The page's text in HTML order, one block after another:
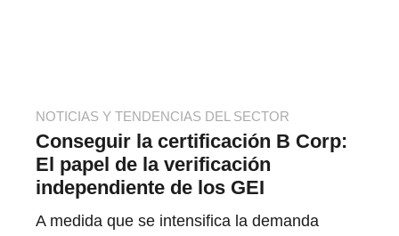
NOTICIAS Y TENDENCIAS DEL SECTOR
Conseguir la certificación B Corp:
El papel de la verificación
independiente de los GEI
A medida que se intensifica la demanda